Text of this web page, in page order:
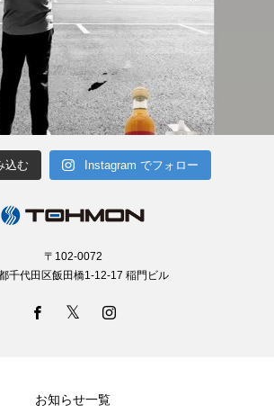
込む Instagram でフォロー
〒102-0072
千代田区飯田橋1-12-17 稲門ビル
お知らせ一覧